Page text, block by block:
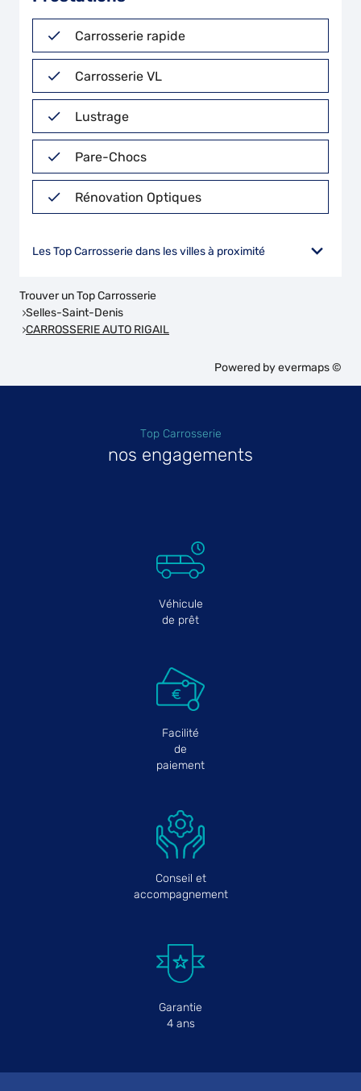
Carrosserie rapide
Carrosserie VL
Lustrage
Pare-Chocs
Rénovation Optiques
Les Top Carrosserie dans les villes à proximité
Trouver un Top Carrosserie
Selles-Saint-Denis
CARROSSERIE AUTO RIGAIL
Powered byevermaps ©
Top Carrosserie
nos engagements
Véhicule
de prêt
Facilité
de
paiement
Conseil et
accompagnement
Garantie
4 ans